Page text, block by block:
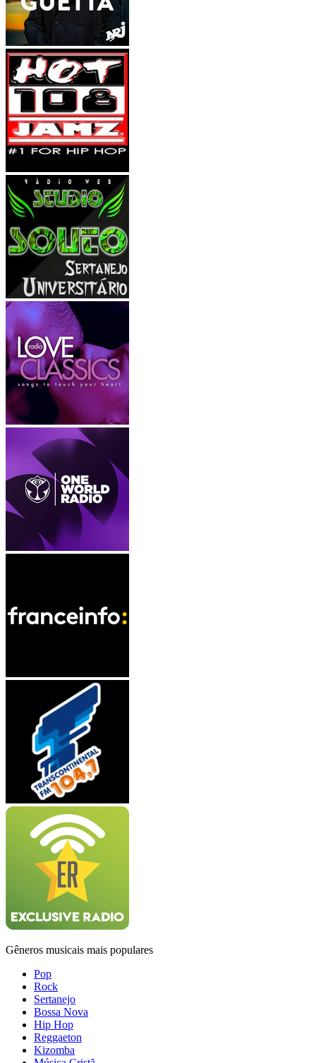
Gêneros musicais mais populares
Pop
Rock
Sertanejo
Bossa Nova
Hip Hop
Reggaeton
Kizomba